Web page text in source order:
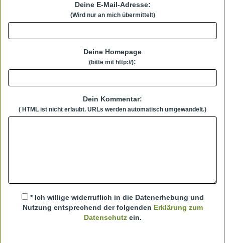
Deine E-Mail-Adresse:
(Wird nur an mich übermittelt)
Deine Homepage
(bitte mit http://):
Dein Kommentar:
( HTML ist nicht erlaubt. URLs werden automatisch umgewandelt.)
* Ich willige widerruflich in die Datenerhebung und
Nutzung entsprechend der folgenden Erklärung zum
Datenschutzein.